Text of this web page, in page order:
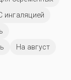
ингаляцией
На август